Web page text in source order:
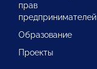
прав
предпринимателей
Образование
Проекты